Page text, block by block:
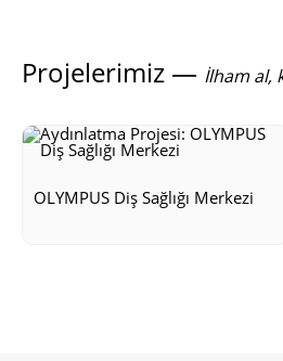
Projelerimiz — İlham al,
OLYMPUS Diş Sağlığı Merkezi